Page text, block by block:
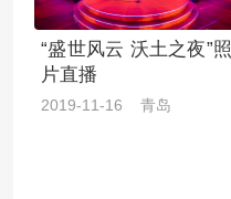
“盛世风云 沃土之夜”照
片直播
2019-11-16 青岛